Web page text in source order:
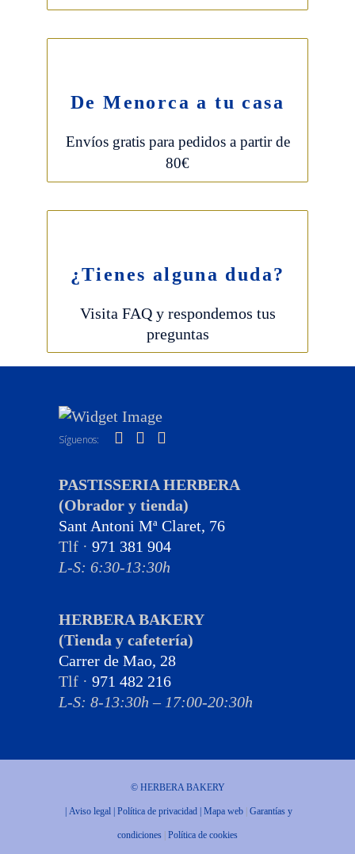
De Menorca a tu casa
Envíos gratis para pedidos a partir de
80€
¿Tienes alguna duda?
Visita FAQ y respondemos tus
preguntas
Síguenos:
PASTISSERIA HERBERA
(Obrador y tienda)
Sant Antoni Mª Claret, 76
Tlf · 971 381 904
L-S: 6:30-13:30h
HERBERA BAKERY
(Tienda y cafetería)
Carrer de Mao, 28
Tlf · 971 482 216
L-S: 8-13:30h – 17:00-20:30h
© HERBERA BAKERY
| Aviso legal | Política de privacidad | Mapa web | Garantías y
condiciones | Política de cookies